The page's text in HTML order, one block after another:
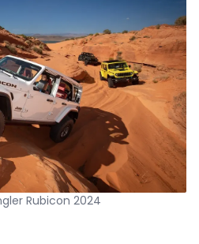
Rubicon 2024